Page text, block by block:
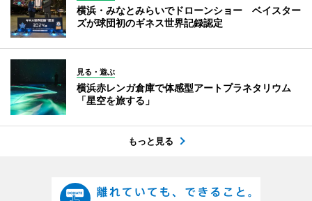
横浜・みなとみらいでドローンショー ベイスター
ズが球団初のギネス世界記録認定
見る・遊ぶ
横浜赤レンガ倉庫で体感型アートプラネタリウム
「星空を旅する」
もっと見る